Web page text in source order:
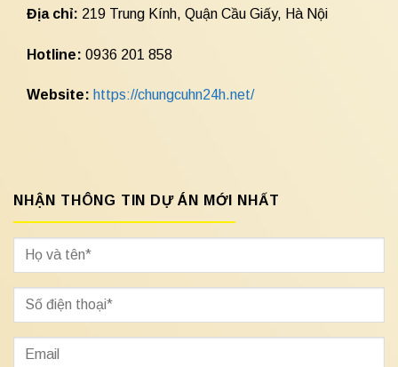
Địa chỉ: 219 Trung Kính, Quận Cầu Giấy, Hà Nội
Hotline: 0936 201 858
Website: https://chungcuhn24h.net/
NHẬN THÔNG TIN DỰ ÁN MỚI NHẤT